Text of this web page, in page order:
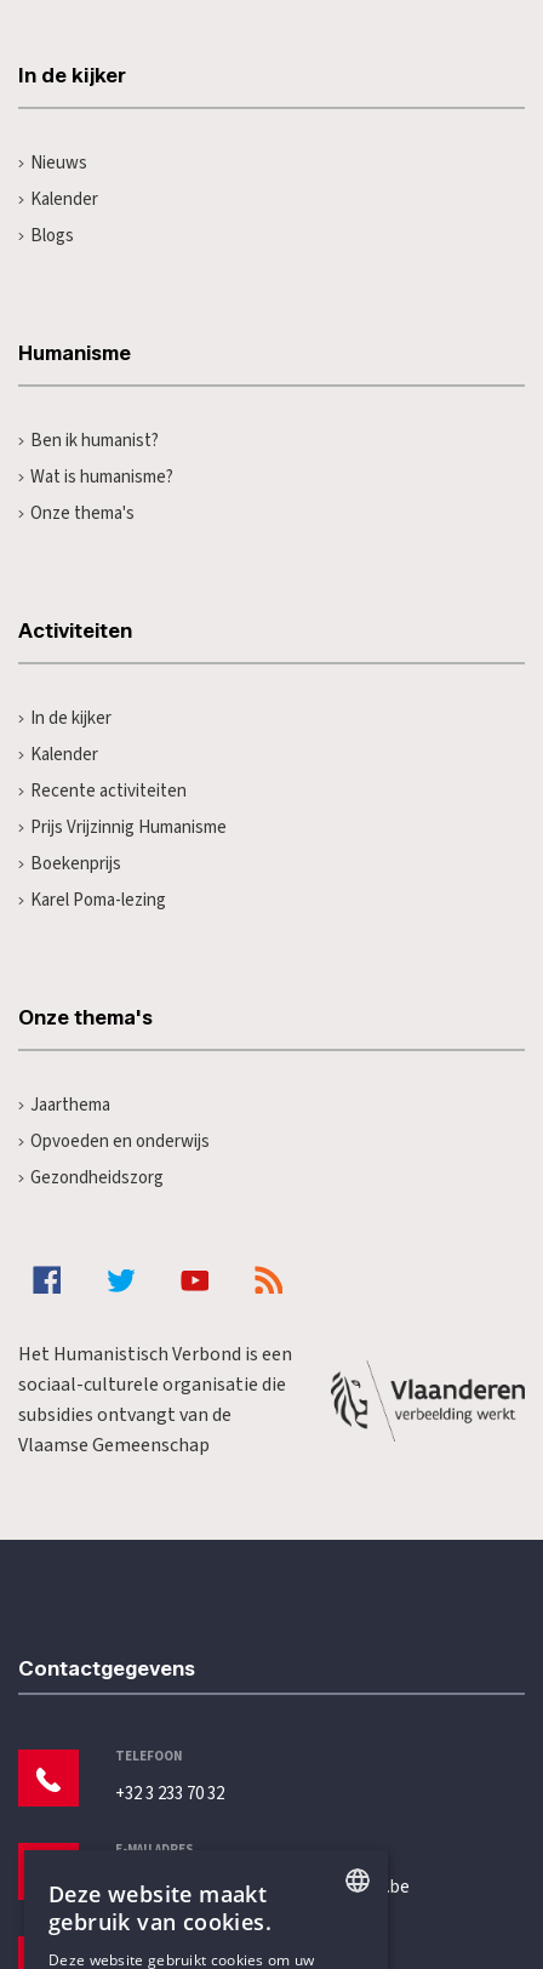
In de kijker
Nieuws
Kalender
Blogs
Humanisme
Ben ik humanist?
Wat is humanisme?
Onze thema's
Activiteiten
In de kijker
Kalender
Recente activiteiten
Prijs Vrijzinnig Humanisme
Boekenprijs
Karel Poma-lezing
Onze thema's
Jaarthema
Opvoeden en onderwijs
Gezondheidszorg
Het Humanistisch Verbond is een
sociaal-culturele organisatie die
subsidies ontvangt van de
Vlaamse Gemeenschap
Contactgegevens
TELEFOON
+32 3 233 70 32
E-MAILADRES
secretariaat@humanistischverbond.be
Deze website maakt
gebruik van cookies.
Deze website gebruikt cookies om uw